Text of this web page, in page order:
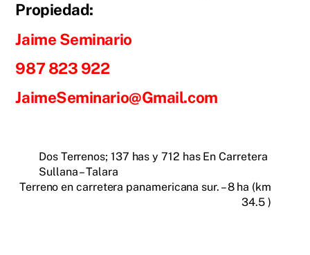
Propiedad:
Jaime Seminario
987 823 922
JaimeSeminario@Gmail.com
Dos Terrenos; 137 has y 712 has En Carretera
Sullana – Talara
Terreno en carretera panamericana sur. – 8 ha (km
34.5 )